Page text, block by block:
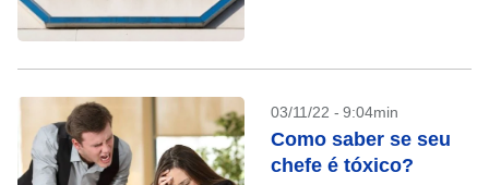
03/11/22 - 9:04min
Como saber se seu
chefe é tóxico?